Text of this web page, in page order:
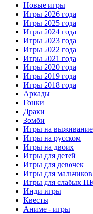
Новые игры
Игры 2026 года
Игры 2025 года
Игры 2024 года
Игры 2023 года
Игры 2022 года
Игры 2021 года
Игры 2020 года
Игры 2019 года
Игры 2018 года
Аркады
Гонки
Драки
Зомби
Игры на выживание
Игры на русском
Игры на двоих
Игры для детей
Игры для девочек
Игры для мальчиков
Игры для слабых
Инди игры
Квесты
Аниме - игры